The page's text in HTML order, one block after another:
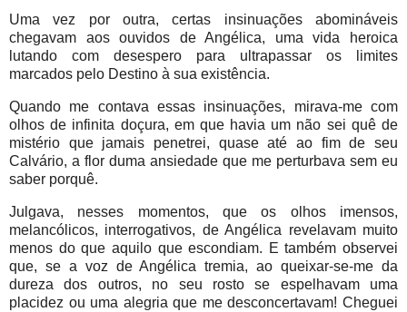
Uma vez por outra, certas insinuações abomináveis
chegavam aos ouvidos de Angélica, uma vida heroica
lutando com desespero para ultrapassar os limites
marcados pelo Destino à sua existência.
Quando me contava essas insinuações, mirava-me com
olhos de infinita doçura, em que havia um não sei quê de
mistério que jamais penetrei, quase até ao fim de seu
Calvário, a flor duma ansiedade que me perturbava sem eu
saber porquê.
Julgava, nesses momentos, que os olhos imensos,
melancólicos, interrogativos, de Angélica revelavam muito
menos do que aquilo que escondiam. E também observei
que, se a voz de Angélica tremia, ao queixar-se-me da
dureza dos outros, no seu rosto se espelhavam uma
placidez ou uma alegria que me desconcertavam! Cheguei